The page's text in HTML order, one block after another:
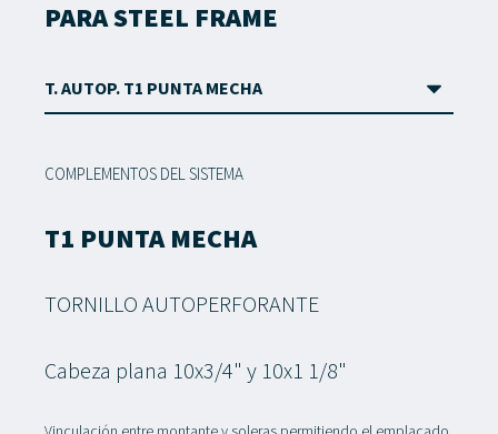
PARA STEEL FRAME
COMPLEMENTOS DEL SISTEMA
T1 PUNTA MECHA
TORNILLO AUTOPERFORANTE
Cabeza plana 10x3/4" y 10x1 1/8"